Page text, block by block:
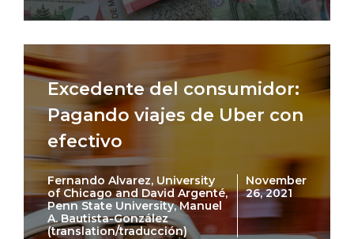
Excedente del consumidor:
Pagando viajes de Uber con
efectivo
Fernando Alvarez, University
of Chicago and David Argenté,
Penn State University, Manuel
A. Bautista-González
(translation/traducción)
November
26, 2021